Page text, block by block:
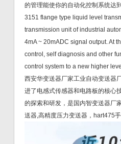
的管理能使你的自动化控制系统达
3151 flange type liquid level
transmission unit of industrial
4mA ~ 20mADC signal output. At
control, self diagnosis and other
control system to a new higher
西安华变送器厂家工业自动变送器
进了电感式传感器和电路板的核心
的探索和研发，是国内智变送器厂
送器,高精度压力变送器，hart475